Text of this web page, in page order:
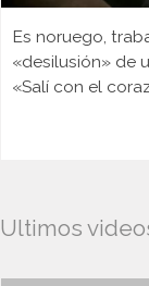
Es noruego,
«desilusión» de
«Salí con el
Ultimos